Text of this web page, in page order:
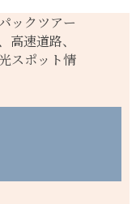
ックツアー
速道路、
スポット情